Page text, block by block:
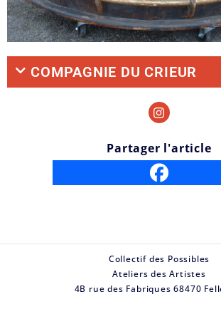
COMPAGNIE DU CRIEUR
Partager l'article
Collectif des Possibles
Ateliers des Artistes
4B rue des Fabriques 68470